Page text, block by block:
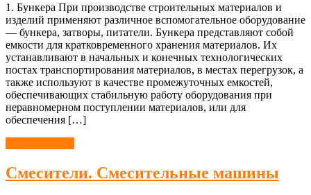
1. Бункера При производстве строительных материалов и
изделий применяют различное вспомогательное оборудование
— бункера, затворы, питатели. Бункера представляют собой
емкости для кратковременного хранения материалов. Их
устанавливают в начальных и конечных технологических
постах транспортирования материалов, в местах перегрузок, а
также используют в качестве промежуточных емкостей,
обеспечивающих стабильную работу оборудования при
неравномерном поступлении материалов, или для
обеспечения […]
Смесители. Смесительные машины